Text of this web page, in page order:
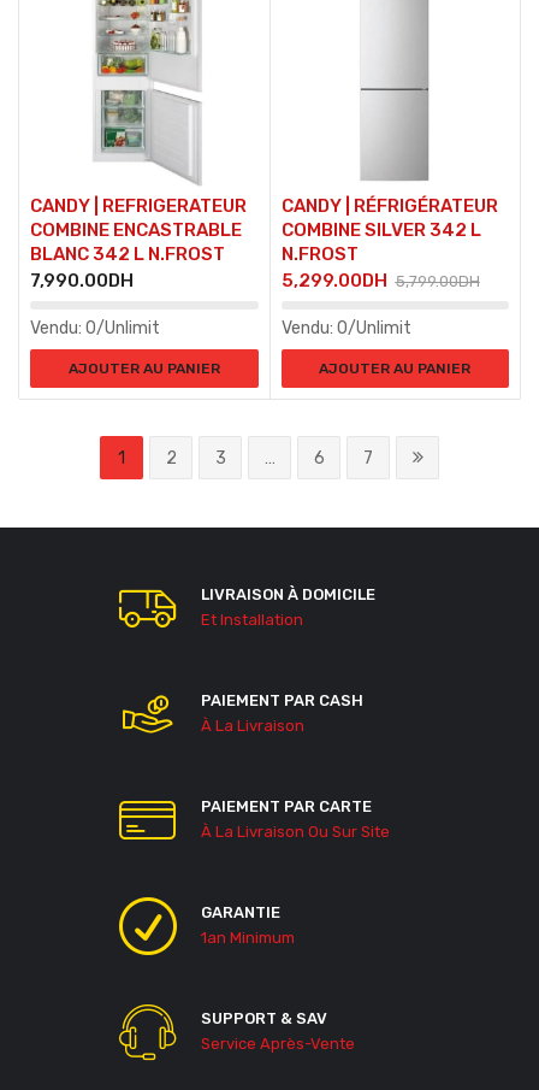
CANDY | REFRIGERATEUR
COMBINE ENCASTRABLE
BLANC 342 L N.FROST
7,990.00DH
Vendu: 0/Unlimit
AJOUTER AU PANIER
CANDY | RÉFRIGÉRATEUR
COMBINE SILVER 342 L
N.FROST
5,799.00DH
5,299.00DH
Vendu: 0/Unlimit
AJOUTER AU PANIER
1 2 3 … 6 7
LIVRAISON À DOMICILE
Et Installation
PAIEMENT PAR CASH
À La Livraison
PAIEMENT PAR CARTE
À La Livraison Ou Sur Site
GARANTIE
1an Minimum
SUPPORT & SAV
Service Après-Vente